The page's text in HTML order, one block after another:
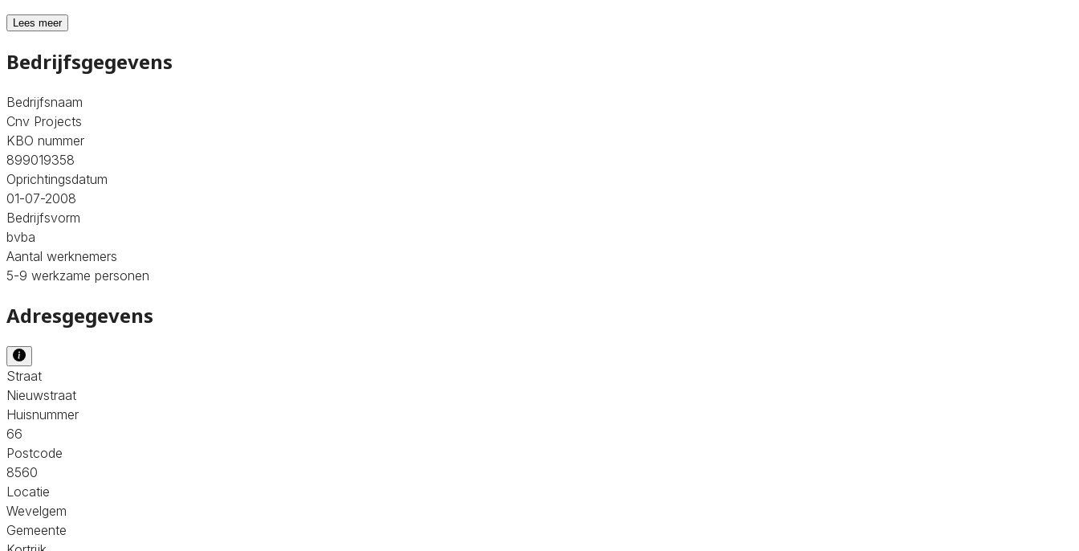
Lees meer
Bedrijfsgegevens
Bedrijfsnaam
Cnv Projects
KBO nummer
899019358
Oprichtingsdatum
01-07-2008
Bedrijfsvorm
bvba
Aantal werknemers
5-9 werkzame personen
Adresgegevens
Straat
Nieuwstraat
Huisnummer
66
Postcode
8560
Locatie
Wevelgem
Gemeente